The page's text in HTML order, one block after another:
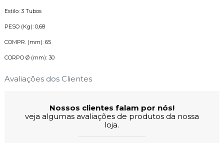
Estilo: 3 Tubos
PESO (Kg): 0,68
COMPR. (mm): 65
CORPO Ø (mm): 30
Avaliações dos Clientes
Nossos clientes falam por nós!
veja algumas avaliações de produtos da nossa
loja.